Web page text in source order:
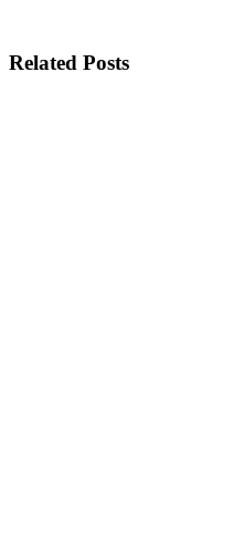
Related Posts